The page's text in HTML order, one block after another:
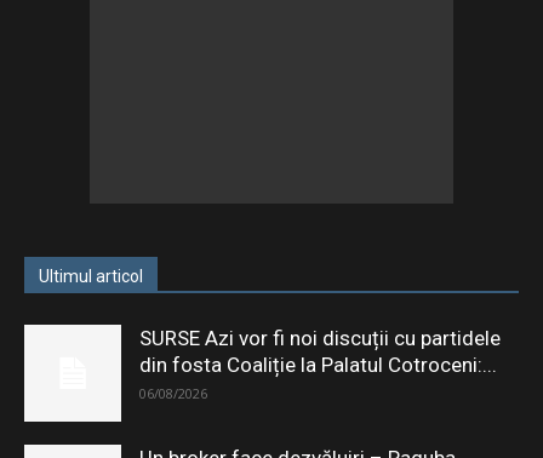
Ultimul articol
SURSE Azi vor fi noi discuții cu partidele
din fosta Coaliție la Palatul Cotroceni:...
06/08/2026